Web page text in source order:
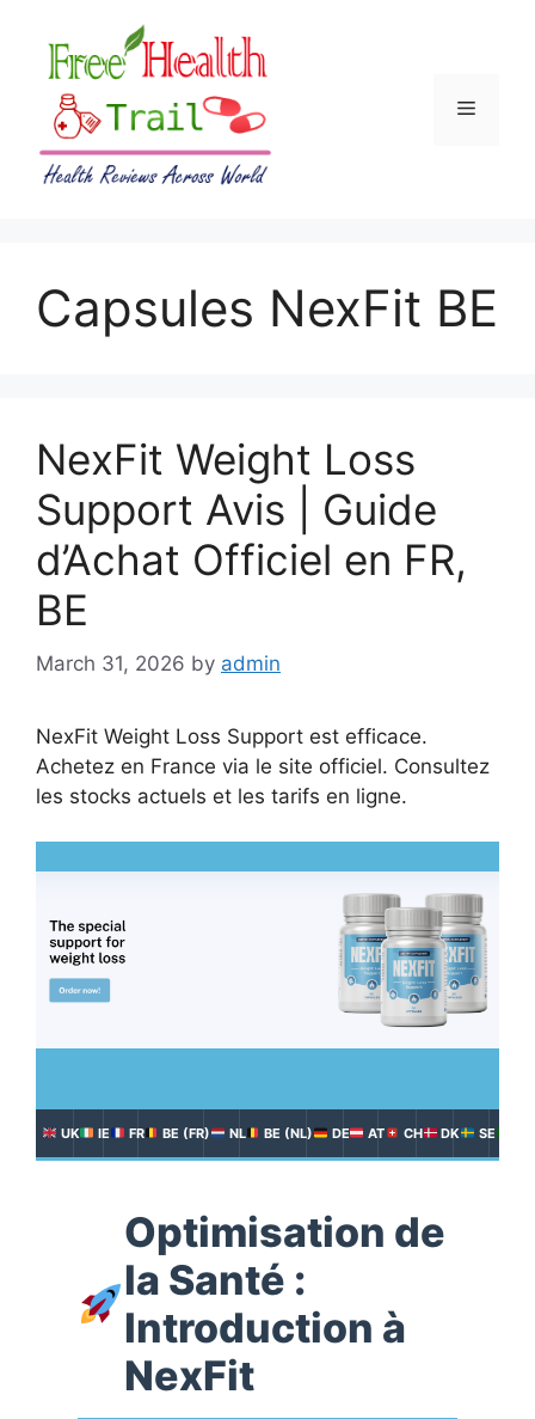
content
Menu
Capsules NexFit BE
NexFit Weight Loss
Support Avis | Guide
d’Achat Officiel en FR,
BE
March 31, 2026 by admin
NexFit Weight Loss Support est efficace.
Achetez en France via le site officiel. Consultez
les stocks actuels et les tarifs en ligne.
UK IE FR BE (FR) NL BE (NL) DE AT CH DK SE
Optimisation de
la Santé :
Introduction à
NexFit